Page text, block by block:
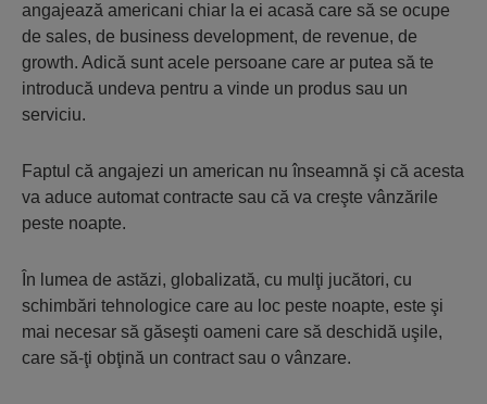
angajează americani chiar la ei acasă care să se ocupe
de sales, de business development, de revenue, de
growth. Adică sunt acele persoane care ar putea să te
introducă undeva pentru a vinde un produs sau un
serviciu.
Faptul că angajezi un american nu înseamnă şi că acesta
va aduce automat contracte sau că va creşte vânzările
peste noapte.
În lumea de astăzi, globalizată, cu mulţi jucători, cu
schimbări tehnologice care au loc peste noapte, este şi
mai necesar să găseşti oameni care să deschidă uşile,
care să-ţi obţină un contract sau o vânzare.